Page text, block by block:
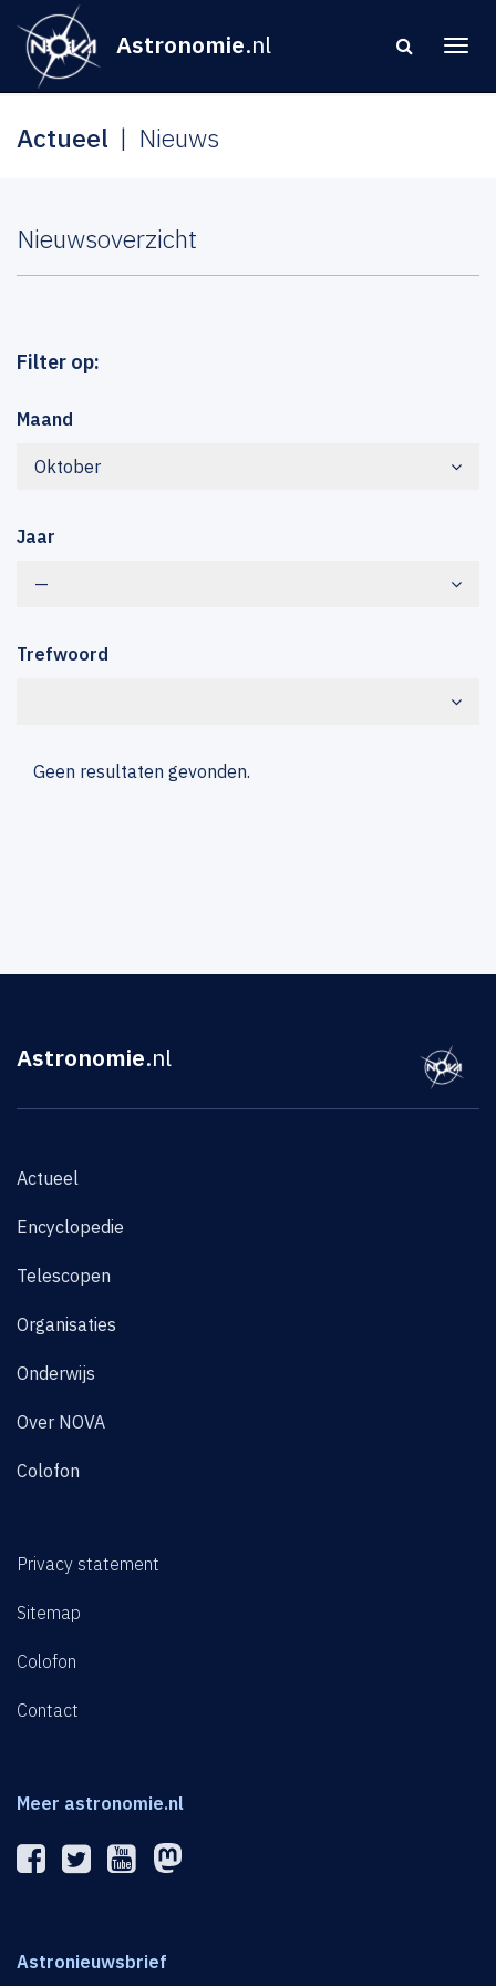
Astronomie.nl
Actueel Nieuws
Nieuwsoverzicht
Filter op:
Maand
Oktober
Jaar
—
Trefwoord
Geen resultaten gevonden.
Astronomie.nl
Actueel
Encyclopedie
Telescopen
Organisaties
Onderwijs
Over NOVA
Colofon
Privacy statement
Sitemap
Colofon
Contact
Meer astronomie.nl
Astronieuwsbrief